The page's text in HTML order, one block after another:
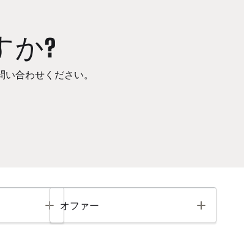
か?
合わせください。
Toggle
オファー Toggle